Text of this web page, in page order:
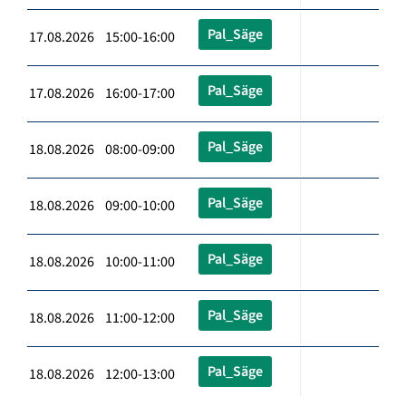
17.08.2026 15:00-16:00 Pal_Säge
17.08.2026 16:00-17:00 Pal_Säge
18.08.2026 08:00-09:00 Pal_Säge
18.08.2026 09:00-10:00 Pal_Säge
18.08.2026 10:00-11:00 Pal_Säge
18.08.2026 11:00-12:00 Pal_Säge
18.08.2026 12:00-13:00 Pal_Säge